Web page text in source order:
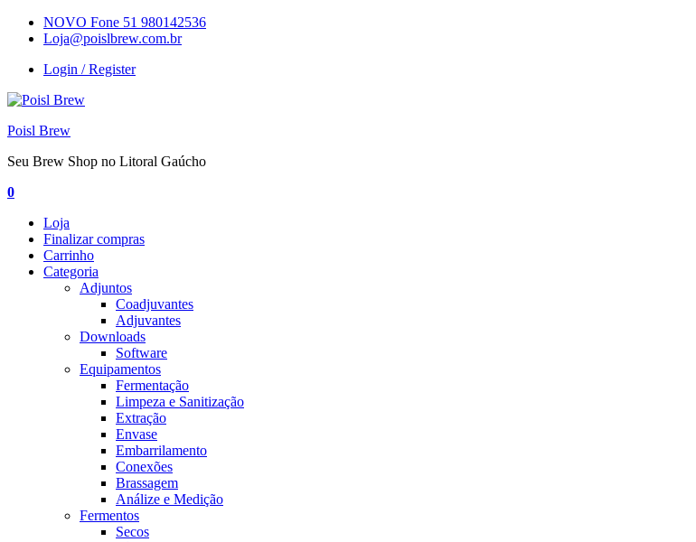
NOVO Fone 51 980142536
Loja@poislbrew.com.br
Login / Register
Poisl Brew
Seu Brew Shop no Litoral Gaúcho
0
Loja
Finalizar compras
Carrinho
Categoria
Adjuntos
Coadjuvantes
Adjuvantes
Downloads
Software
Equipamentos
Fermentação
Limpeza e Sanitização
Extração
Envase
Embarrilamento
Conexões
Brassagem
Análize e Medição
Fermentos
Secos